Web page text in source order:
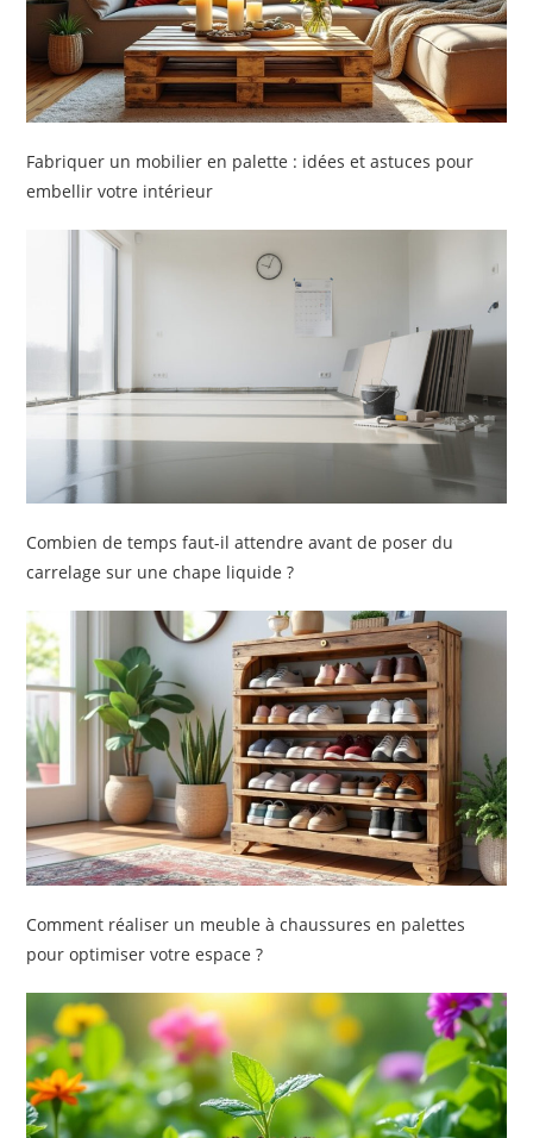
Fabriquer un mobilier en palette : idées et astuces pour
embellir votre intérieur
Combien de temps faut-il attendre avant de poser du
carrelage sur une chape liquide ?
Comment réaliser un meuble à chaussures en palettes
pour optimiser votre espace ?